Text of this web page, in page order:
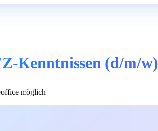
Kenntnissen (d/m/w)
möglich